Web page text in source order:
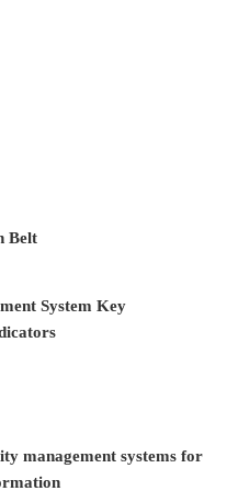
Belt
System Key
management systems for